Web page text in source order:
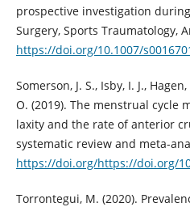
prospective investigation
Surgery, Sports Traumatology,
https://doi.org/10.1007/
Somerson, J. S., Isby, I. J.,
O. (2019). The menstrual cycle
laxity and the rate of anterior
systematic review and meta-
https://doi.org/https://doi.org/
Torrontegui, M. (2020).